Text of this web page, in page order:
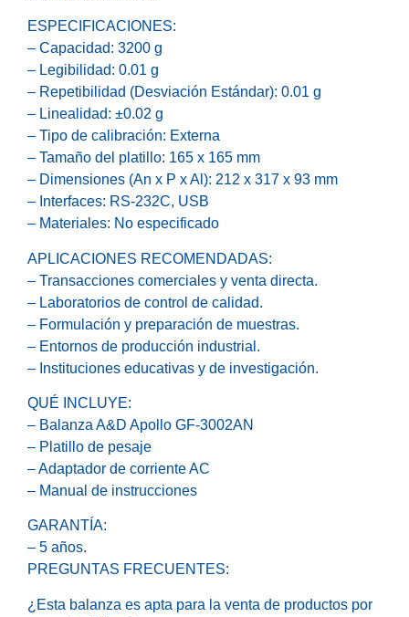
ESPECIFICACIONES:
– Capacidad: 3200 g
– Legibilidad: 0.01 g
– Repetibilidad (Desviación Estándar): 0.01 g
– Linealidad: ±0.02 g
– Tipo de calibración: Externa
– Tamaño del platillo: 165 x 165 mm
– Dimensiones (An x P x Al): 212 x 317 x 93 mm
– Interfaces: RS-232C, USB
– Materiales: No especificado
APLICACIONES RECOMENDADAS:
– Transacciones comerciales y venta directa.
– Laboratorios de control de calidad.
– Formulación y preparación de muestras.
– Entornos de producción industrial.
– Instituciones educativas y de investigación.
QUÉ INCLUYE:
– Balanza A&D Apollo GF-3002AN
– Platillo de pesaje
– Adaptador de corriente AC
– Manual de instrucciones
GARANTÍA:
– 5 años.
PREGUNTAS FRECUENTES:
¿Esta balanza es apta para la venta de productos por